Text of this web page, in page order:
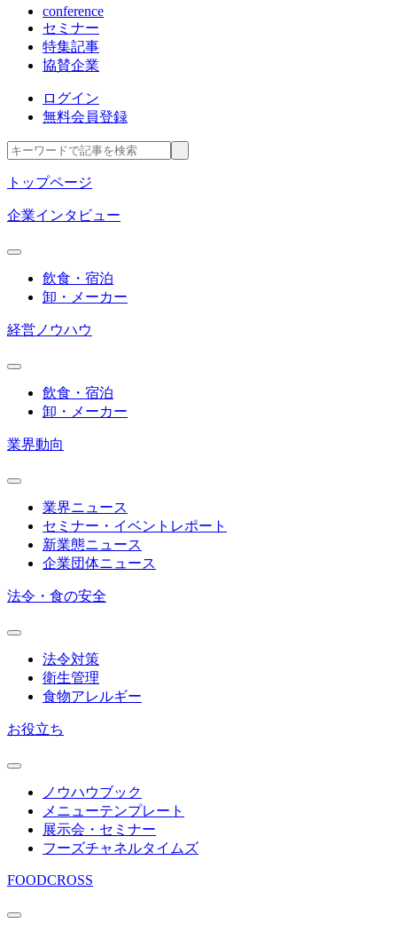
conference
セミナー
特集記事
協賛企業
ログイン
無料会員登録
トップページ
企業インタビュー
飲食・宿泊
卸・メーカー
経営ノウハウ
飲食・宿泊
卸・メーカー
業界動向
業界ニュース
セミナー・イベントレポート
新業態ニュース
企業団体ニュース
法令・食の安全
法令対策
衛生管理
食物アレルギー
お役立ち
ノウハウブック
メニューテンプレート
展示会・セミナー
フーズチャネルタイムズ
FOODCROSS